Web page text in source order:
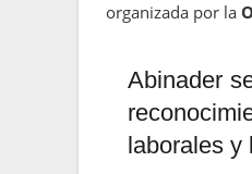
organizada por la
Abinader
laborales y